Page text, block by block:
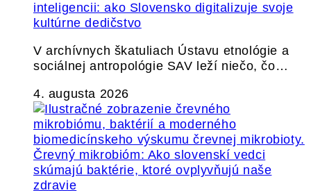
inteligencii: ako Slovensko digitalizuje svoje
kultúrne dedičstvo
V archívnych škatuliach Ústavu etnológie a
sociálnej antropológie SAV leží niečo, čo…
4. augusta 2026
Črevný mikrobióm: Ako slovenskí vedci
skúmajú baktérie, ktoré ovplyvňujú naše
zdravie